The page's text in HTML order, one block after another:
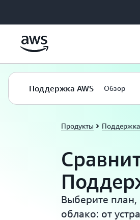
Поддержка AWS Обзор
Продукты
Выберите
облако: от